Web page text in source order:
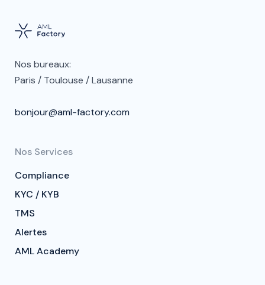
Nos bureaux:
Paris / Toulouse / Lausanne
bonjour@aml-factory.com
Nos Services
Compliance
KYC / KYB
TMS
Alertes
AML Academy